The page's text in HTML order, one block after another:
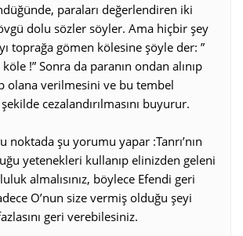
paraları değerlendiren iki
dolu sözler söyler. Ama hiçbir şey
toprağa gömen kölesine şöyle der: ”
!” Sonra da paranın ondan alınıp
olana verilmesini ve bu tembel
cezalandırılmasını buyurur.
noktada şu yorumu yapar :Tanrı’nın
yetenekleri kullanıp elinizden geleni
almalısınız, böylece Efendi geri
O’nun size vermiş olduğu şeyi
geri verebilesiniz.